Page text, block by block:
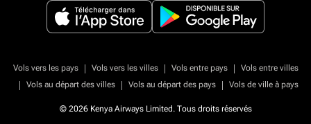
Vols vers les pays | Vols vers les villes | Vols entre pays |
Vols entre villes
|
Vols au départ des villes | Vols au départ des pays | Vols de ville à pays
© 2026 Kenya Airways Limited. Tous droits réservés